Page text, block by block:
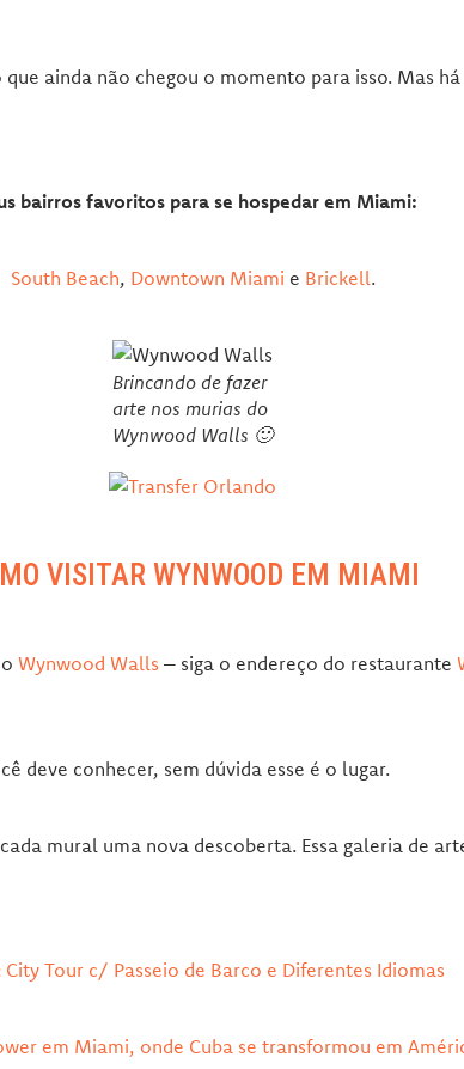
ainda não chegou o momento para isso. Mas
bairros favoritos para se hospedar em Miami:
South Beach, Downtown Miami e Brickell.
Brincando de fazer
arte nos murias do
Wynwood Walls 🙂
VISITAR WYNWOOD EM MIAMI
Wynwood Walls – siga o endereço do restaurante
deve conhecer, sem dúvida esse é o lugar.
mural uma nova descoberta. Essa galeria de
Tour c/ Passeio de Barco e Diferentes Idiomas
em Miami, onde Cuba se transformou em